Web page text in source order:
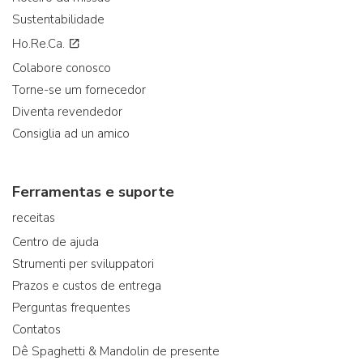
Sustentabilidade
Ho.Re.Ca.
Colabore conosco
Torne-se um fornecedor
Diventa revendedor
Consiglia ad un amico
Ferramentas e suporte
receitas
Centro de ajuda
Strumenti per sviluppatori
Prazos e custos de entrega
Perguntas frequentes
Contatos
Dê Spaghetti & Mandolin de presente